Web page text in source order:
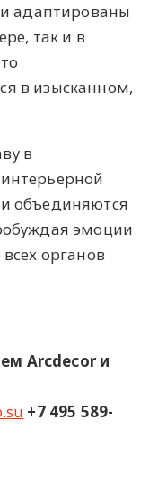
адаптированы
так и в
в изысканном,
в
объединяются
эмоции
органов
Arcdecor и
+7 495 589-